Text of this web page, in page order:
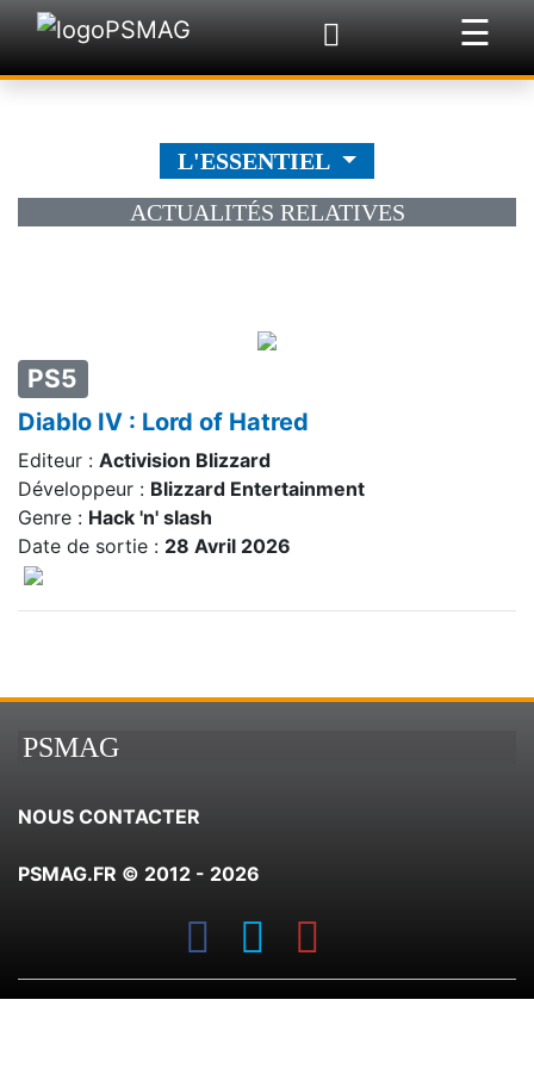
☰
×
L'ESSENTIEL
PS5
Diablo IV : Lord of Hatred
Editeur : Activision Blizzard
Développeur : Blizzard Entertainment
Genre : Hack 'n' slash
Date de sortie : 28 Avril 2026
ACTUALITÉS RELATIVES
PSMAG
NOUS CONTACTER
PSMAG.FR © 2012 - 2026